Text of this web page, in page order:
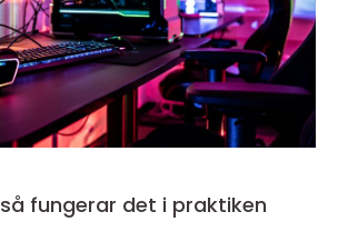
Sälja cs skins så fungerar det i praktiken